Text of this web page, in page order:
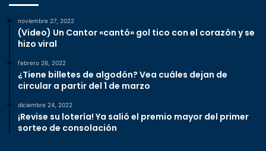
noviembre 27, 2022
(Video) Un Cantor «cantó» gol tico con el corazón y se
hizo viral
febrero 26, 2022
¿Tiene billetes de algodón? Vea cuáles dejan de
circular a partir del 1 de marzo
diciembre 24, 2022
¡Revise su lotería! Ya salió el premio mayor del primer
sorteo de consolación